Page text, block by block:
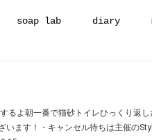
soap lab diary
よ朝一番で猫砂トイレひっくり返
います！・キャンセル待ちは主催の